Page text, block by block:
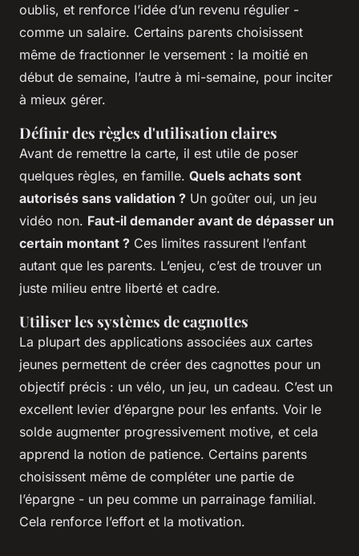
oublis, et renforce l’idée d’un revenu régulier -
comme un salaire. Certains parents choisissent
même de fractionner le versement : la moitié en
début de semaine, l’autre à mi-semaine, pour inciter
à mieux gérer.
Définir des règles d'utilisation claires
Avant de remettre la carte, il est utile de poser
quelques règles, en famille. Quels achats sont
autorisés sans validation ? Un goûter oui, un jeu
vidéo non. Faut-il demander avant de dépasser un
certain montant ? Ces limites rassurent l’enfant
autant que les parents. L’enjeu, c’est de trouver un
juste milieu entre liberté et cadre.
Utiliser les systèmes de cagnottes
La plupart des applications associées aux cartes
jeunes permettent de créer des cagnottes pour un
objectif précis : un vélo, un jeu, un cadeau. C’est un
excellent levier d’épargne pour les enfants. Voir le
solde augmenter progressivement motive, et cela
apprend la notion de patience. Certains parents
choisissent même de compléter une partie de
l’épargne - un peu comme un parrainage familial.
Cela renforce l’effort et la motivation.